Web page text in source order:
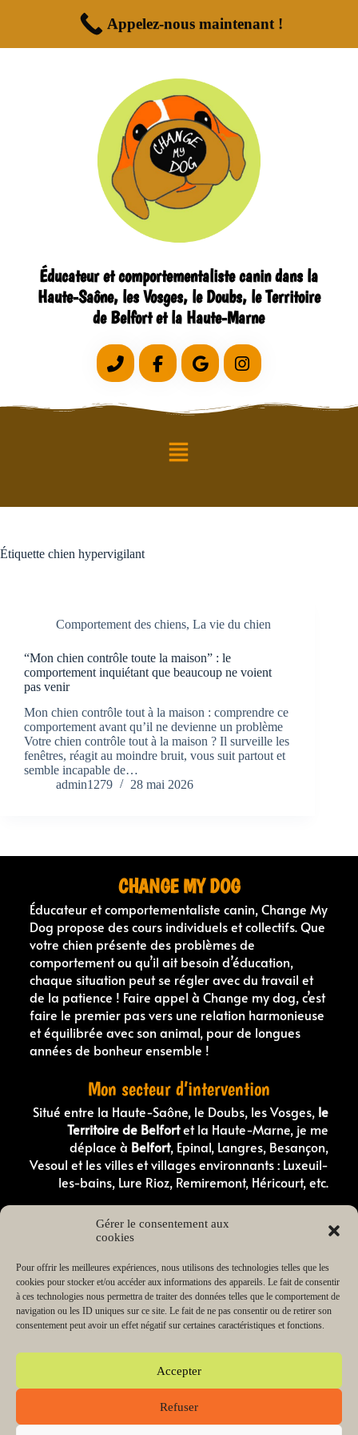
Gérer le consentement aux
cookies
Pour offrir les meilleures expériences, nous utilisons des technologies telles que les
cookies pour stocker et/ou accéder aux informations des appareils. Le fait de consentir
à ces technologies nous permettra de traiter des données telles que le comportement de
navigation ou les ID uniques sur ce site. Le fait de ne pas consentir ou de retirer son
consentement peut avoir un effet négatif sur certaines caractéristiques et fonctions.
Accepter
Refuser
Éducateur et comportementaliste canin dans la
Haute-Saône, les Vosges, le Doubs, le Territoire
de Belfort et la Haute-Marne
Étiquette chien hypervigilant
Comportement des chiens, La vie du chien
“Mon chien contrôle toute la maison” : le
comportement inquiétant que beaucoup ne voient
pas venir
Mon chien contrôle tout à la maison : comprendre ce
comportement avant qu’il ne devienne un problème
Votre chien contrôle tout à la maison ? Il surveille les
fenêtres, réagit au moindre bruit, vous suit partout et
semble incapable de…
admin1279
28 mai 2026
CHANGE MY DOG
Éducateur et comportementaliste canin, Change My
Dog propose des cours individuels et collectifs. Que
votre chien présente des problèmes de
comportement ou qu’il ait besoin d’éducation,
chaque situation peut se régler avec du travail et
de la patience ! Faire appel à Change my dog, c’est
faire le premier pas vers une relation harmonieuse
et équilibrée avec son animal, pour de longues
années de bonheur ensemble !
Mon secteur d’intervention
Situé entre la Haute-Saône, le Doubs, les Vosges, le
Territoire de Belfortet la Haute-Marne, je me
déplace à Belfort, Epinal, Langres, Besançon,
Vesoul et les villes et villages environnants : Luxeuil-
les-bains, Lure Rioz, Remiremont, Héricourt, etc.
Comportementaliste canin en Haute-Saone
Comportementaliste canin dans les Vosges
Éducateur canin dans le Doubs
Éducateur canin dans le Territoire de Belfort
Éducateur canin en Haute-Marne
Éducateur de chiot en Haute-Saône
Éducateur de chiot dans les Vosges
Lecteur
audio
Copyright © 2026 Change my dog Educateur et
comportementaliste canin Haute-Saône Vosges | Propulsé
Appelez-nous maintenant !